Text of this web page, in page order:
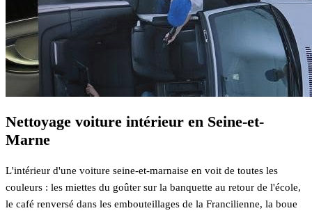
Nettoyage voiture intérieur en Seine-et-
Marne
L'intérieur d'une voiture seine-et-marnaise en voit de toutes les
couleurs : les miettes du goûter sur la banquette au retour de l'école,
le café renversé dans les embouteillages de la Francilienne, la boue